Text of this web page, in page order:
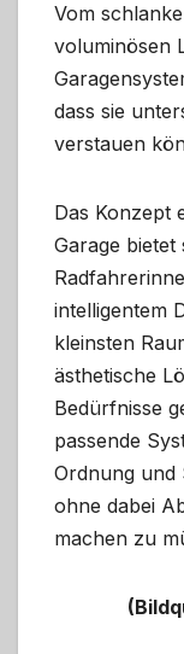
Vom
voluminösen
dass sie
verstauen
Das Konzept
Garage
intelligentem
kleinsten
ästhetische
Bedürfnisse
passende
Ordnung und
ohne dabei
machen zu